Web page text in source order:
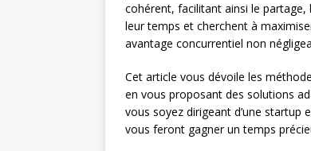
cohérent, facilitant ainsi le partage,
leur temps et cherchent à
avantage concurrentiel non
Cet article vous dévoile les
en vous proposant des solutions
vous soyez dirigeant d’une startup
vous feront gagner un temps